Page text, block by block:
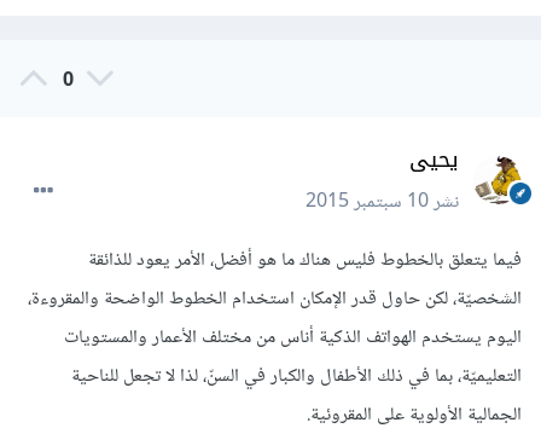
0
يحيى
نشر10 سبتمبر 2015
فيما يتعلق بالخطوط فليس هناك ما هو أفضل، الأمر يعود للذائقة
الشخصيّة، لكن حاول قدر الإمكان استخدام الخطوط الواضحة والمقروءة،
اليوم يستخدم الهواتف الذكية أناس من مختلف الأعمار والمستويات
التعليميّة، بما في ذلك الأطفال والكبار في السنّ، لذا لا تجعل للناحية
الجمالية الأولوية على المقروئية.